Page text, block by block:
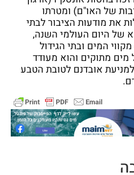
של האו"ם) ומטרתו
את מודעות הציבור לבתי
של היום העולמי השנה,
המים ובתי הגידול
מתוקים והוא מעודד
אובדנם לטובת הטבע